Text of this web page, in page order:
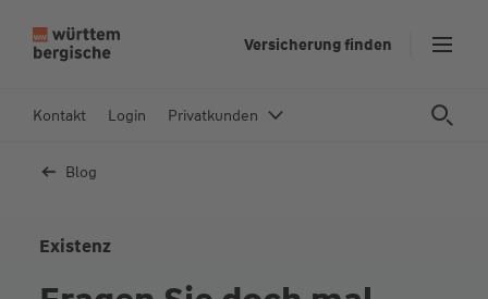
In
Versicherung finden
Kontakt Login Privatkunden
Blog
Existenz